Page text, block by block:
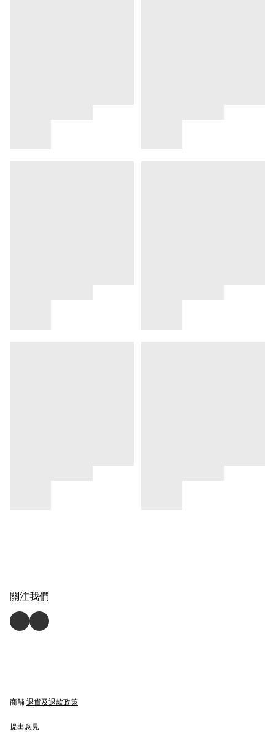
關注我們
商舖 退貨及退款政策
提出意見